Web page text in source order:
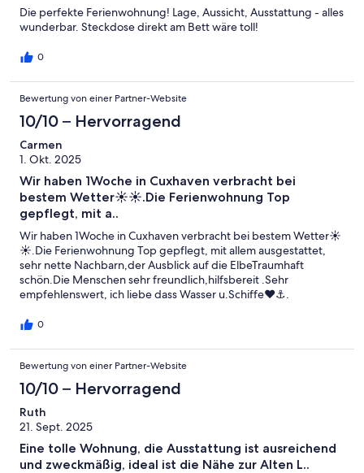
Die perfekte Ferienwohnung! Lage, Aussicht, Ausstattung - alles
wunderbar. Steckdose direkt am Bett wäre toll!
0
Bewertung von einer Partner-Website
10/10 – Hervorragend
Carmen
1. Okt. 2025
Wir haben 1Woche in Cuxhaven verbracht bei
bestem Wetter☀️☀️.Die Ferienwohnung Top
gepflegt, mit a..
Wir haben 1Woche in Cuxhaven verbracht bei bestem Wetter☀️
☀️.Die Ferienwohnung Top gepflegt, mit allem ausgestattet,
sehr nette Nachbarn,der Ausblick auf die ElbeTraumhaft
schön.Die Menschen sehr freundlich,hilfsbereit .Sehr
empfehlenswert, ich liebe dass Wasser u.Schiffe❤⚓.
0
Bewertung von einer Partner-Website
10/10 – Hervorragend
Ruth
21. Sept. 2025
Eine tolle Wohnung, die Ausstattung ist ausreichend
und zweckmäßig, ideal ist die Nähe zur Alten L..